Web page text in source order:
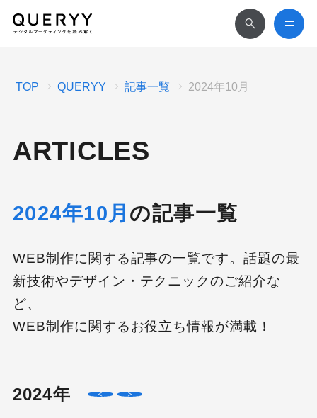
TOP QUERYY 記事一覧 2024年10月
ARTICLES
2024年10月 の記事一覧
WEB制作に関する記事の一覧です。話題の最
新技術やデザイン・テクニックのご紹介な
ど、
WEB制作に関するお役立ち情報が満載！
2024年